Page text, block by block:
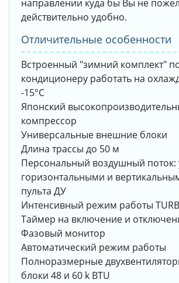
направлении куда бы Вы не
действительно удобно.
Отличительные особенности
Встроенный "зимний комплект"
кондиционеру работать на
-15°С
Японский
компрессор
Универсальные внешние блоки
Длина трассы до 50 м
Персональный воздушный поток:
горизонтальными и
пульта ДУ
Интенсивный режим работы
Таймер на включение и
Фазовый монитор
Автоматический режим работы
Полноразмерные
блоки 48 и 60 k BTU